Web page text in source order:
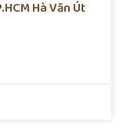
Hà Văn Út